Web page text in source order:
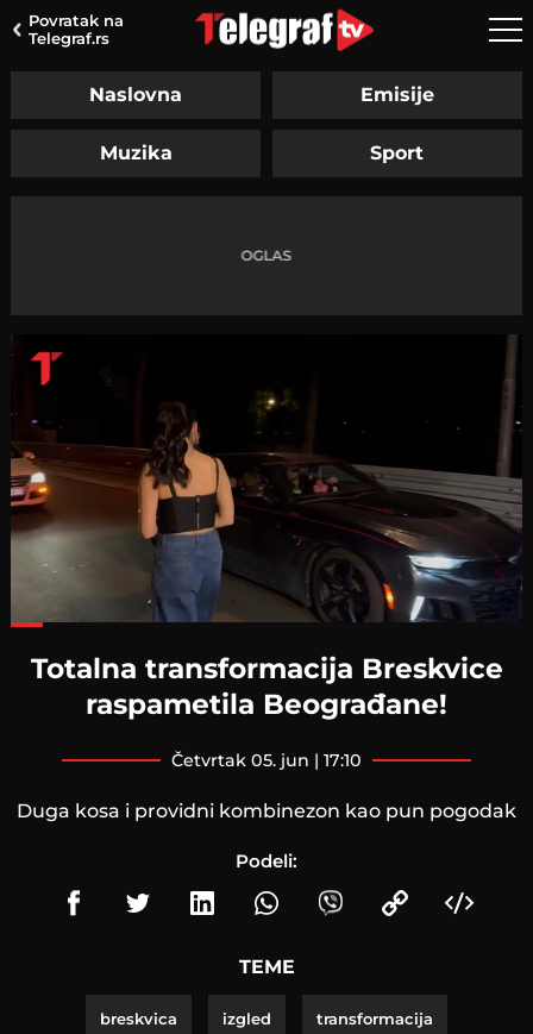
Povratak na
Telegraf.rs
Naslovna Emisije
Muzika Sport
Totalna transformacija Breskvice
raspametila Beograđane!
četvrtak 05. jun | 17:10
Duga kosa i providni kombinezon kao pun pogodak
Podeli:
TEME
breskvica izgled transformacija